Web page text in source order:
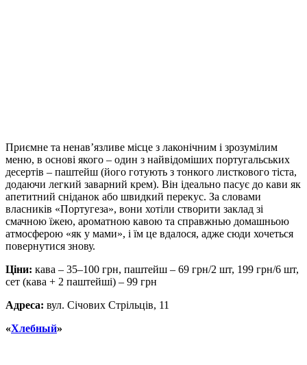
Приємне та ненав’язливе місце з лаконічним і зрозумілим
меню, в основі якого – один з найвідоміших португальських
десертів – паштейш (його готують з тонкого листкового тіста,
додаючи легкий заварний крем). Він ідеально пасує до кави як
апетитний сніданок або швидкий перекус. За словами
власників «Португеза», вони хотіли створити заклад зі
смачною їжею, ароматною кавою та справжнью домашньою
атмосферою «як у мами», і їм це вдалося, адже сюди хочеться
повернутися знову.
Ціни: кава – 35–100 грн, паштейш – 69 грн/2 шт, 199 грн/6 шт,
сет (кава + 2 паштейші) – 99 грн
Адреса: вул. Січових Стрільців, 11
«Хлебный»